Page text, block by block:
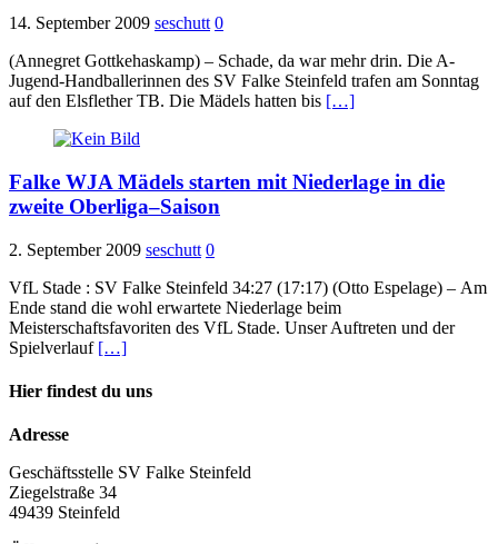
14. September 2009 seschutt 0
(Annegret Gottkehaskamp) – Schade, da war mehr drin. Die A-
Jugend-Handballerinnen des SV Falke Steinfeld trafen am Sonntag
auf den Elsflether TB. Die Mädels hatten bis […]
Falke WJA Mädels starten mit Niederlage in die
zweite Oberliga–Saison
2. September 2009 seschutt 0
VfL Stade : SV Falke Steinfeld 34:27 (17:17) (Otto Espelage) – Am
Ende stand die wohl erwartete Niederlage beim
Meisterschaftsfavoriten des VfL Stade. Unser Auftreten und der
Spielverlauf […]
Hier findest du uns
Adresse
Geschäftsstelle SV Falke Steinfeld
Ziegelstraße 34
49439 Steinfeld